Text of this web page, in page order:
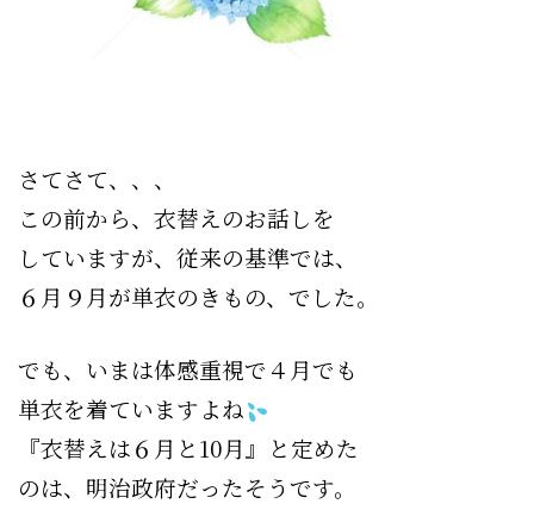
さてさて、、、
この前から、衣替えのお話しを
していますが、従来の基準では、
６月９月が単衣のきもの、でした。
でも、いまは体感重視で４月でも
単衣を着ていますよね
『衣替えは６月と10月』と定めた
のは、明治政府だったそうです。